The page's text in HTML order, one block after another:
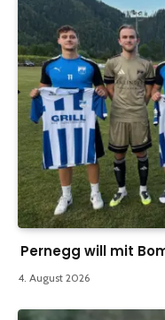
Pernegg will mit
4. August 2026